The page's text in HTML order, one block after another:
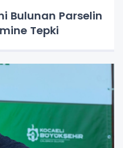
Bulunan Parselin
Tepki